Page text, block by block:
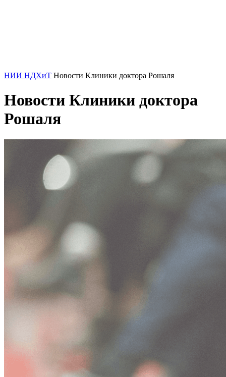
НИИ НДХиТ Новости Клиники доктора Рошаля
Новости Клиники доктора
Рошаля